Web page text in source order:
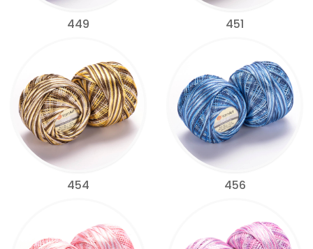
449 451
454 456